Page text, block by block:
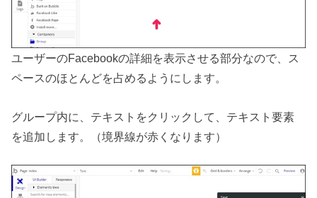
ユーザーのFacebookの詳細を表示させる部分なので、ス
ペースのほとんどを占めるようにします。
グループ内に、テキストをクリックして、テキスト要素
を追加します。（境界線が赤くなります）